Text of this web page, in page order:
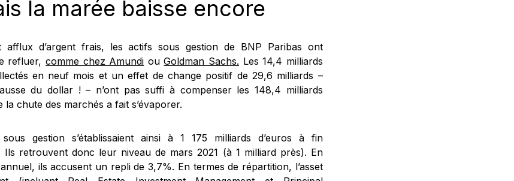
la marée baisse encore
afflux d’argent frais, les actifs sous gestion de BNP Paribas ont
refluer, comme chez Amundi ouGoldman Sachs. Les 14,4 milliards
en neuf mois et un effet de change positif de 29,6 milliards –
du dollar ! – n’ont pas suffi à compenser les 148,4 milliards
la chute des marchés a fait s’évaporer.
gestion s’établissaient ainsi à 1 175 milliards d’euros à fin
Ils retrouvent donc leur niveau de mars 2021 (à 1 milliard près). En
ils accusent un repli de 3,7%. En termes de répartition, l’asset